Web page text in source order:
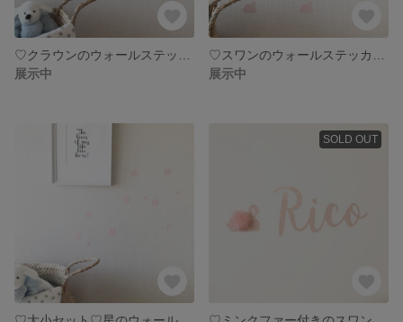
展示中
展示中
SOLD OUT